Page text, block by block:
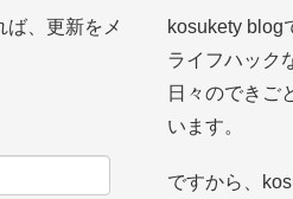
ば、更新をメ
kosukety blog
ライフハック
日々のできご
います。
ですから、